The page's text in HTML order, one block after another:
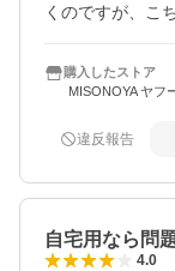
くのですが、こ
分補給も出来ます
暑い中での部活
オススメです。
購入したストア
MISONOYA ヤフ
違反報告
自宅用なら問
4.0